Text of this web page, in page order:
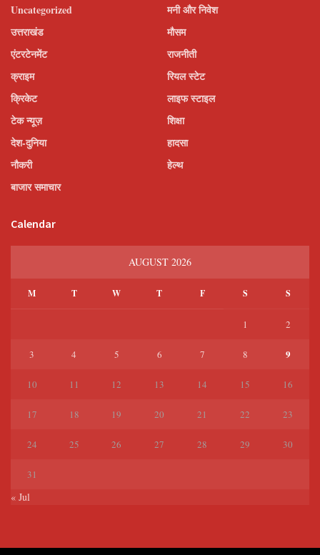
Uncategorized
उत्तराखंड
एंटरटेनमेंट
क्राइम
क्रिकेट
टेक न्यूज़
देश-दुनिया
नौकरी
बाजार समाचार
मनी और निवेश
मौसम
राजनीती
रियल स्टेट
लाइफ स्टाइल
शिक्षा
हादसा
हेल्थ
Calendar
AUGUST 2026
M T W T F S S
1 2
3 4 5 6 7 8 9
10 11 12 13 14 15 16
17 18 19 20 21 22 23
24 25 26 27 28 29 30
31
« Jul